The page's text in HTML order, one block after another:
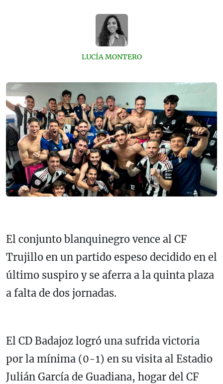
LUCÍA MONTERO
El conjunto blanquinegro vence al CF
Trujillo en un partido espeso decidido en el
último suspiro y se aferra a la quinta plaza
a falta de dos jornadas.
El CD Badajoz logró una sufrida victoria
por la mínima (0-1) en su visita al Estadio
Julián García de Guadiana, hogar del CF